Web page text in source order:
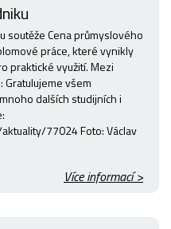
soutěže Cena průmyslového
práce, které vynikly
praktické využití. Mezi
všem
dalších studijních i
77024 Foto: Václav
Více informací >